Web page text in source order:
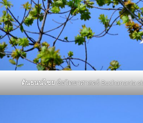
ต้นธนนไชยชื่อวิทยาศาสตร์ Buchanania